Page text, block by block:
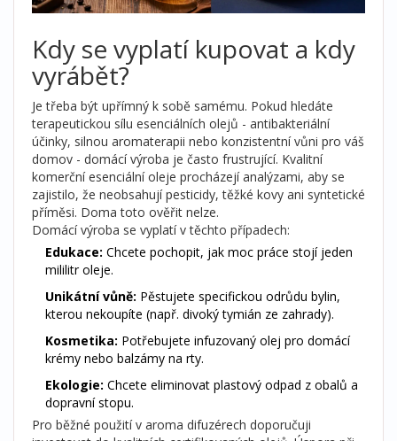
Kdy se vyplatí kupovat a kdy
vyrábět?
Je třeba být upřímný k sobě samému. Pokud hledáte
terapeutickou sílu esenciálních olejů - antibakteriální
účinky, silnou aromaterapii nebo konzistentní vůni pro váš
domov - domácí výroba je často frustrující. Kvalitní
komerční esenciální oleje procházejí analýzami, aby se
zajistilo, že neobsahují pesticidy, těžké kovy ani syntetické
příměsi. Doma toto ověřit nelze.
Domácí výroba se vyplatí v těchto případech:
Edukace: Chcete pochopit, jak moc práce stojí jeden
mililitr oleje.
Unikátní vůně: Pěstujete specifickou odrůdu bylin,
kterou nekoupíte (např. divoký tymián ze zahrady).
Kosmetika: Potřebujete infuzovaný olej pro domácí
krémy nebo balzámy na rty.
Ekologie: Chcete eliminovat plastový odpad z obalů a
dopravní stopu.
Pro běžné použití v aroma difuzérech doporučuji